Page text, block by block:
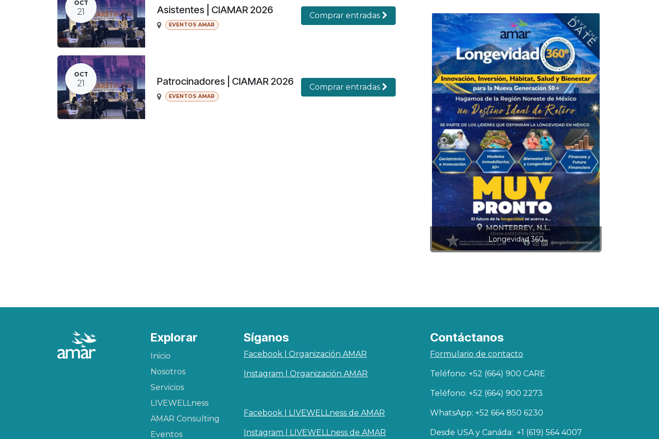
OCT
21 Asistentes | CIAMAR 2026
EVENTOS AMAR
Comprar entradas
OCT
21 Patrocinadores | CIAMAR 2026
EVENTOS AMAR
Comprar entradas
Longevidad 360
Explorar
Inicio
Nosotros
Servicios
LIVEWELLness
AMAR Consulting
Eventos
Síganos
Facebook | Organización AMAR
Instagram | Organización AMAR
Facebook | LIVEWELLness de AMAR
Instagram | LIVEWELLness de AMAR
Contáctanos
Formulario de contacto
Teléfono: +52 (664) 900 CARE
Teléfono: +52 (664) 900 2273
WhatsApp: +52 664 850 6230
Desde USA y Canáda: +1 (619) 564 4007